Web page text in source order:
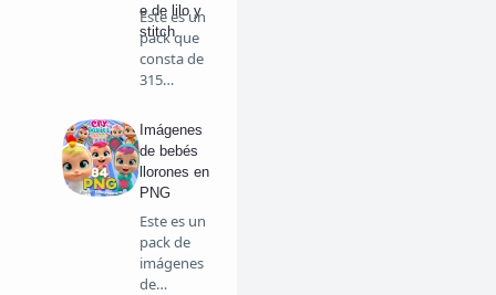
e de lilo y
stitch
Este es un
pack que
consta de
315
grand…
Imágenes
de bebés
llorones en
PNG
Este es un
pack de
imágenes
de